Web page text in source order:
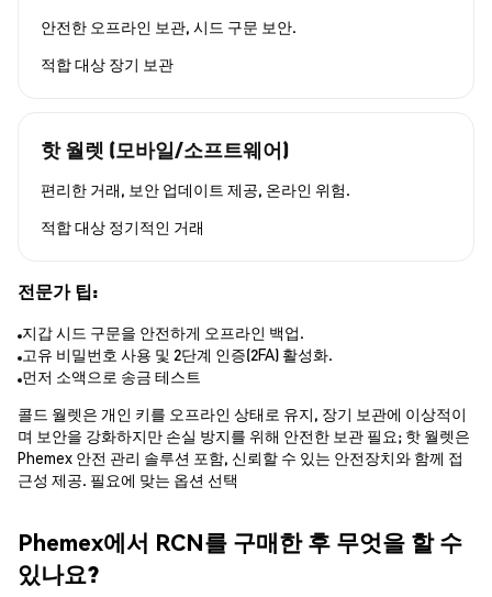
안전한 오프라인 보관, 시드 구문 보안.
적합 대상 장기 보관
핫 월렛 (모바일/소프트웨어)
편리한 거래, 보안 업데이트 제공, 온라인 위험.
적합 대상 정기적인 거래
전문가 팁:
지갑 시드 구문을 안전하게 오프라인 백업.
고유 비밀번호 사용 및 2단계 인증(2FA) 활성화.
먼저 소액으로 송금 테스트
콜드 월렛은 개인 키를 오프라인 상태로 유지, 장기 보관에 이상적이
며 보안을 강화하지만 손실 방지를 위해 안전한 보관 필요; 핫 월렛은
Phemex 안전 관리 솔루션 포함, 신뢰할 수 있는 안전장치와 함께 접
근성 제공. 필요에 맞는 옵션 선택
Phemex에서 RCN를 구매한 후 무엇을 할 수
있나요?